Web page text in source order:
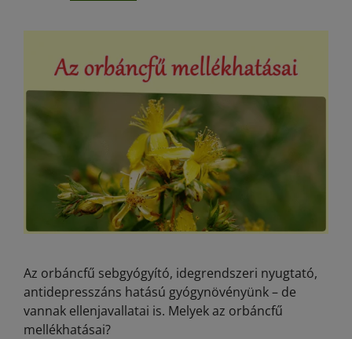
Az orbáncfű sebgyógyító, idegrendszeri nyugtató,
antidepresszáns hatású gyógynövényünk – de
vannak ellenjavallatai is. Melyek az orbáncfű
mellékhatásai?